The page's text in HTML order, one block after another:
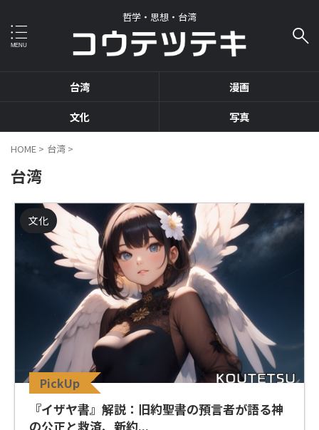
哲学・思想・台湾
台湾
漫画
文化
写真
HOME > 台湾 >
台湾
文化
PickUp
『イザヤ書』解説：旧約聖書の預言者が語る神
の公正と救済、新約...